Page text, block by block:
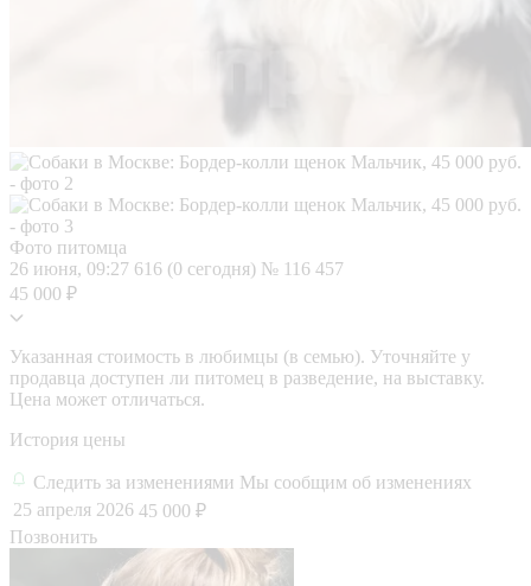
Фото питомца
26 июня, 09:27 616 (0 сегодня) № 116 457
45 000 ₽
Указанная стоимость в любимцы (в семью). Уточняйте у
продавца доступен ли питомец в разведение, на выставку.
Цена может отличаться.
История цены
Следить за изменениями Мы сообщим об изменениях
25 апреля 2026 45 000 ₽
Позвонить